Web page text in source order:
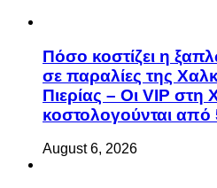
Πόσο κοστίζει η
σε παραλίες της
Πιερίας – Οι VIP στη
κοστολογούνται
August 6, 2026